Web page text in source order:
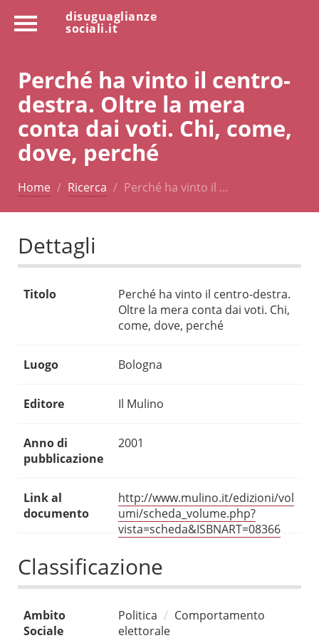
disuguaglianze
sociali.it
Perché ha vinto il centro-
destra. Oltre la mera
conta dai voti. Chi, come,
dove, perché
Home Ricerca Perché ha vinto il …
Dettagli
Titolo
Perché ha vinto il centro-destra.
Oltre la mera conta dai voti. Chi,
come, dove, perché
Luogo Bologna
Editore Il Mulino
Anno di
pubblicazione
2001
Link al
documento
http://www.mulino.it/edizioni/vol
umi/scheda_volume.php?
vista=scheda&ISBNART=08366
Classificazione
Ambito
Sociale
Politica
Comportamento
elettorale